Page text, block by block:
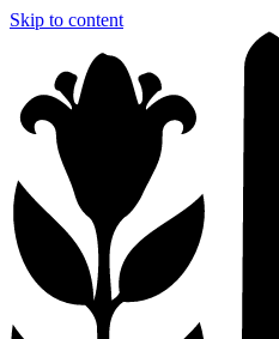
Skip to content